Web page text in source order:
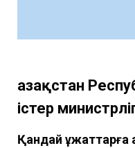
Қазақстан
істер
Қандай құжаттарға